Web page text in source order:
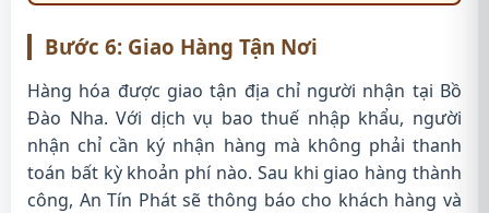
Bước 6: Giao Hàng Tận Nơi
Hàng hóa được giao tận địa chỉ người nhận tại Bồ
Đào Nha. Với dịch vụ bao thuế nhập khẩu, người
nhận chỉ cần ký nhận hàng mà không phải thanh
toán bất kỳ khoản phí nào. Sau khi giao hàng thành
công, An Tín Phát sẽ thông báo cho khách hàng và